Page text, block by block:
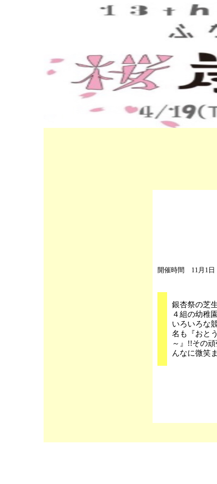
開催時間 11月1日
銀杏祭の芝
４組の幼稚
いろいろな
名も『おと
～』!!その
んなに微笑